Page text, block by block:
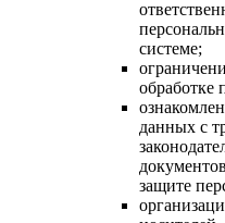
системе;
обработке
данных с
защите